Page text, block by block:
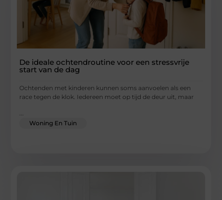
De ideale ochtendroutine voor een stressvrije
start van de dag
Ochtenden met kinderen kunnen soms aanvoelen als een
race tegen de klok. Iedereen moet op tijd de deur uit, maar
Woning En Tuin